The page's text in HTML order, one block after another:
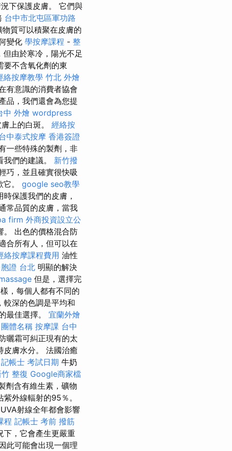
下保護皮膚。 它們與
台中市北屯區軍功路
質可以積聚在皮膚的
變化 學按摩課程 - 整
由於寒冷，陽光不足
要不含氧化劑的東
絡按摩教學 竹北 外燴
有意識的消費者協會
品，我們還會為您提
中 外燴 wordpress
上的白斑。 經絡按
中泰式按摩 香港簽證
一些特殊的製劑，非
們的建議。 新竹撥
巧，並且確實很快吸
。 google seo教學
保護我們的皮膚，
常品質的皮膚，當我
firm 外商投資設立公
。 出色的價格混合防
合所有人，但可以在
絡按摩課程費用 油性
證 台北 明顯的解決
但是，選擇完
，每個人都有不同的
較深的色調是平均和
最佳選擇。 宜蘭外燴
團體名稱 按摩課 台中
曬霜可糾正現有的太
皮膚水分。 法國治癒
記帳士 考試日期 牛奶
竹 整復 Google商家檔
劑含有維生素，礦物
外線輻射的95％。
UVA射線全年都會影響
程 記帳士 考前 撥筋
下，它會產生更嚴重
此可能會出現一個理